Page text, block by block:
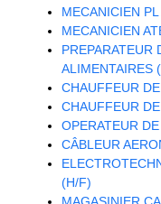
MECANICIEN
MECANICIEN
PREPARATEUR
ALIMENTAIRES
CHAUFFEUR
CHAUFFEUR
OPERATEUR
CÂBLEUR
(H/F)
MAGASINIER